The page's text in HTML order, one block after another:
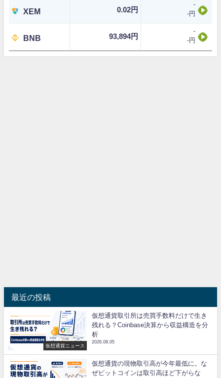
XEM 0.02円
-
-円
BNB 93,894円
-
-円
最近の投稿
仮想通貨ニュース
仮想通貨取引所は売買手数料だけで生き
残れる？Coinbase決算から収益構造を分
析
2026.08.05
仮想通貨の現物取引高が今年最低に。な
ぜビットコインは取引高ほど下がらな